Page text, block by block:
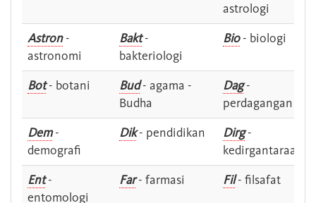
astrologi
Astron-
astronomi
Bakt-
bakteriologi
Bio- biologi
Bot- botani Bud- agama -
Budha
Dag-
perdagangan
Dem-
demografi
Dik- pendidikan Dirg-
kedirgantaraan
Ent-
entomologi
Far- farmasi Fil- filsafat